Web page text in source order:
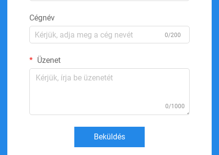
Cégnév
0/200
Üzenet
0/1000
Beküldés